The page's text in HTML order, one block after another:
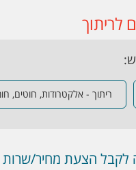
לריתוך
ריתוך - אלקטרודות, חוטים,
הצעת מחיר/שרות